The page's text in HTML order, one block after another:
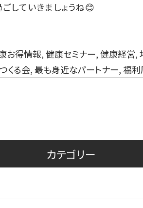
していきましょうね😊
お得情報,健康セミナー,健康経営,
くる会,最も身近なパートナー, 福
カテゴリー